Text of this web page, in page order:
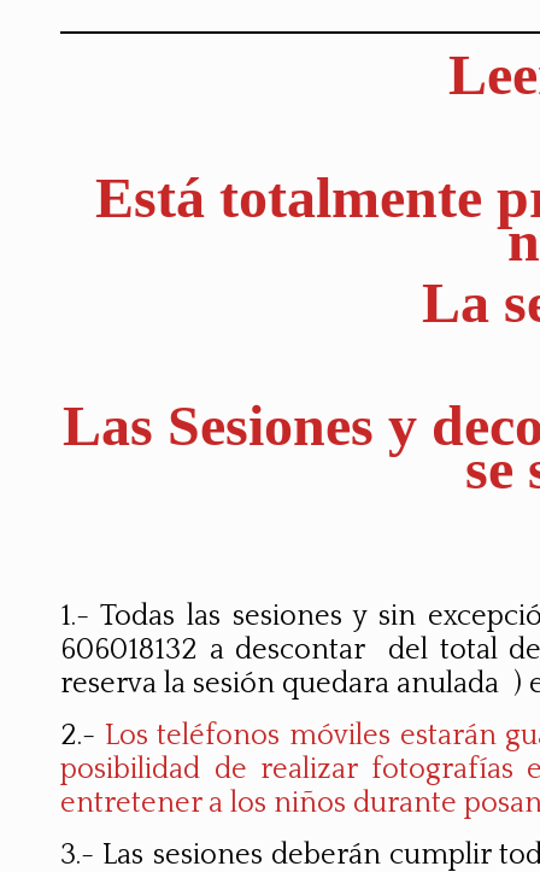
Está totalmente
La
Las Sesiones y
se
1.- Todas las sesiones y sin
606018132 a descontar del total
reserva la sesión quedara anulada )
2.- Los teléfonos móviles estarán
posibilidad de realizar
entretener a los niños durante
3.- Las sesiones deberán cumplir